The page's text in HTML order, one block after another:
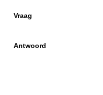
Vraag
Antwoord